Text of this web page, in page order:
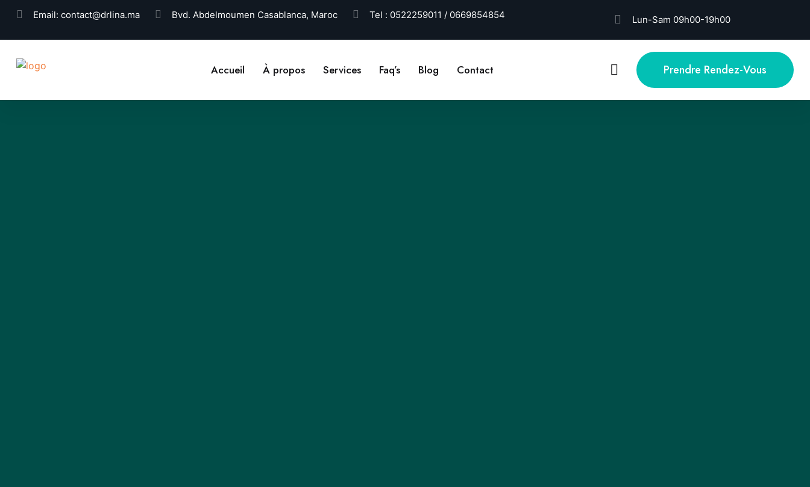
Email: contact@drlina.ma Bvd. Abdelmoumen Casablanca, Maroc Tel : 0522259011 / 0669854854 Lun-Sam 09h00-19h00
Accueil À propos Services Faq’s Blog Contact Prendre Rendez-Vous